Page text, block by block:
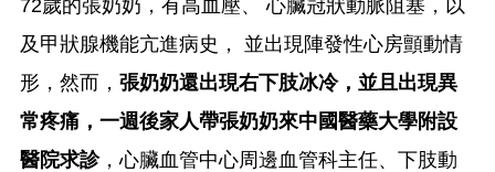
72歲的張奶奶，有高血壓、 心臟冠狀動脈阻塞，以
及甲狀腺機能亢進病史， 並出現陣發性心房顫動情
形，然而， 張奶奶還出現右下肢冰冷，並且出現異
常疼痛，一週後家人帶張奶奶來中國醫藥大學附設
醫院求診，心臟血管中心周邊血管科主任、下肢動